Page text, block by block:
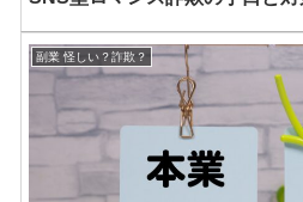
副業 怪しい？詐欺？